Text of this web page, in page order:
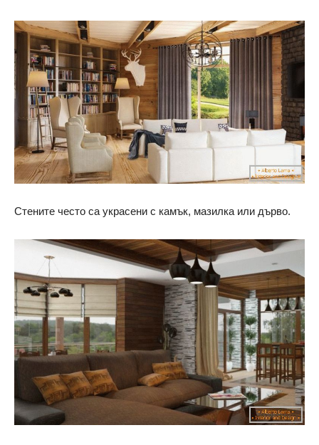
Стените често са украсени с камък, мазилка или дърво.